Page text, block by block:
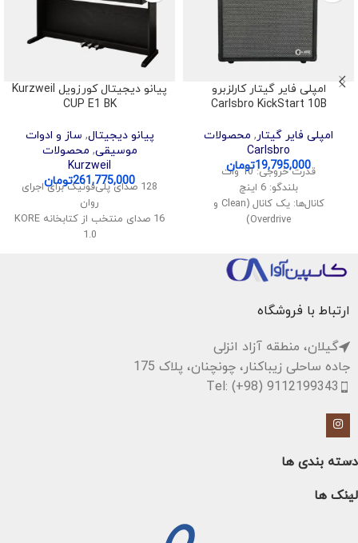
امپلی فایر گیتار کارلزبرو
Carlsbro KickStart 10B
امپلی فایر گیتار, محصولات
Carlsbro
19,795,000تومانقدرت خروجی: 10 وات
بلندگو: 6 اینچ
کانال‌ها: یک کانال (Clean و
Overdrive)
افکت: Reverb
اندازه: مناسب برای حمل و نقل
پیانو دیجیتال کورزویل Kurzweil
CUP E1 BK
پیانو دیجیتال, ساز و ادوات
موسیقی, محصولات
Kurzweil
261,775,000تومان
128 صدای پلی‌فونیک برای اجرای
روان
16 صدای منتخب از کتابخانه KORE
1.0
ارتباط با فروشگاه
گیلان، منطقه آزاد انزلی
جاده ساحلی زیباکنار، چونچنان، پلاک 175
Tel: (+98) 9112199343
دسته بندی ها
لینک ها